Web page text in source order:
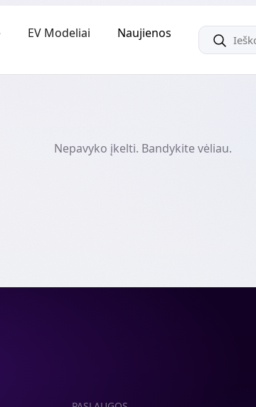
EV Modeliai Naujienos
Nepavyko įkelti. Bandykite vėliau.